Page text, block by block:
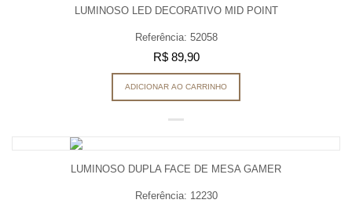
LUMINOSO LED DECORATIVO MID POINT
Referência: 52058
R$ 89,90
ADICIONAR AO CARRINHO
LUMINOSO DUPLA FACE DE MESA GAMER
Referência: 12230